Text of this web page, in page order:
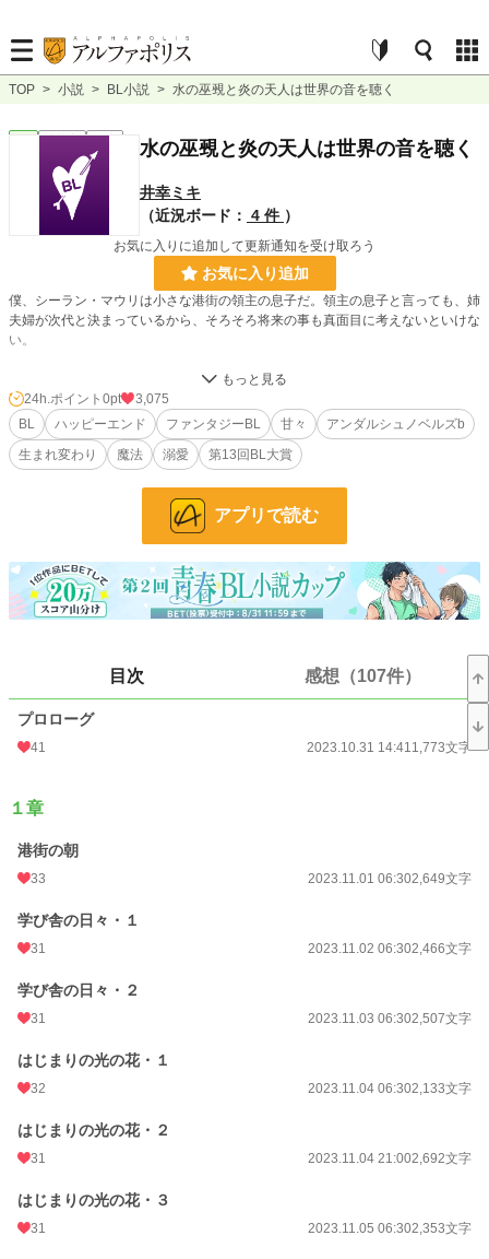
TOP > 小説 > BL小説 > 水の巫覡と炎の天人は世界の音を聴く
連載中 長編 水の巫覡と炎の天人は世界の音を聴く
井幸ミキ
（近況ボード： 4 件 ）
お気に入りに追加して更新通知を受け取ろう
お気に入り追加
僕、シーラン・マウリは小さな港街の領主の息子だ。領主の息子と言っても、姉
夫婦が次代と決まっているから、そろそろ将来の事も真面目に考えないといけな
い。
海もこの海辺の街も大好きだから、このままここで父や姉夫婦を助けながら漁師
をしたりして過ごしたいのだけど、若者がこんな田舎で一生を過ごしたいなんて
いうと遠慮していると思われてしまうくらい、ここは何もない辺鄙な街で。
１５歳になる年、幼馴染で婚約者のレオリムと、学園都市へ留学しないといけな
え？ 世界の危機？ レオリムが何とかしないといけないの？ なんで？ 僕
やけに老成したおっとり少年シーラン（受）が、わんこ系幼馴染婚約者レオリム
（攻）と、将来やりたい事探しに学園都市へ行くはずが……？ 世界創生の秘密
魂は巡り、あの時別れた半身…魂の伴侶を探す世界。
身分制度はありますが、婚姻は、異性・同性の区別なく認められる世界のお話に
なります。
魔法と、溺愛と、ハッピーエンドの物語の予定です。
第11回BL小説大賞、無事一か月毎日更新乗り切れました。
こんなに毎日小説書いたの初めてでした。
勢いで10月31日にエントリーをして、準備も何もなくスタートし、進めてきた
ので、まだまだ序盤で、あらすじやタグに触れられていない部分が多いのです
が、引き続き更新していきたいと思います。（ペースは落ちますが）
（話を進めるより、毎話イチャイチャを入れることに力をいれております）
（2023.12.01）
す。
よろしくお願いします。
（2024.11.01）
24h.ポイント 0pt
3,075
BL
ハッピーエンド ファンタジーBL 甘々
アンダルシュノベルズb
生まれ変わり
魔法 溺愛 第13回BL大賞
アプリで読む
目次 感想（107件）
プロローグ
41 2023.10.31 14:411,773文字
１章
港街の朝
33 2023.11.01 06:302,649文字
学び舎の日々・１
31 2023.11.02 06:302,466文字
学び舎の日々・２
31 2023.11.03 06:302,507文字
はじまりの光の花・１
32 2023.11.04 06:302,133文字
はじまりの光の花・２
31 2023.11.04 21:002,692文字
はじまりの光の花・３
31 2023.11.05 06:302,353文字